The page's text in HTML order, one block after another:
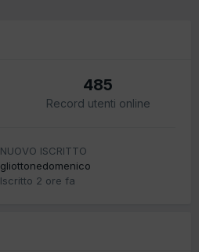
485
Record utenti online
NUOVO ISCRITTO
gliottonedomenico
Iscritto 2 ore fa